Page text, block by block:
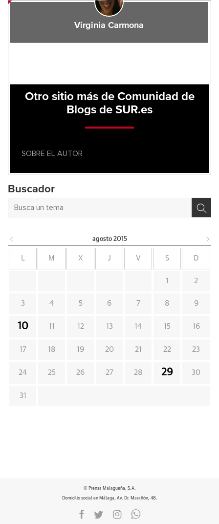
Virginia Carmona
Otro sitio más de Comunidad de
Blogs de SUR.es
SOBRE EL AUTOR
Buscador
agosto 2015
M X J V S D
1 2
3 4 5 6 7 8 9
10 11 12 13 14 15 16
17 18 19 20 21 22 23
24 25 26 27 28 29 30
31
© Prensa Malagueña, S.A.
Domicilio social en Málaga, Av. Dr. Marañón, 48.